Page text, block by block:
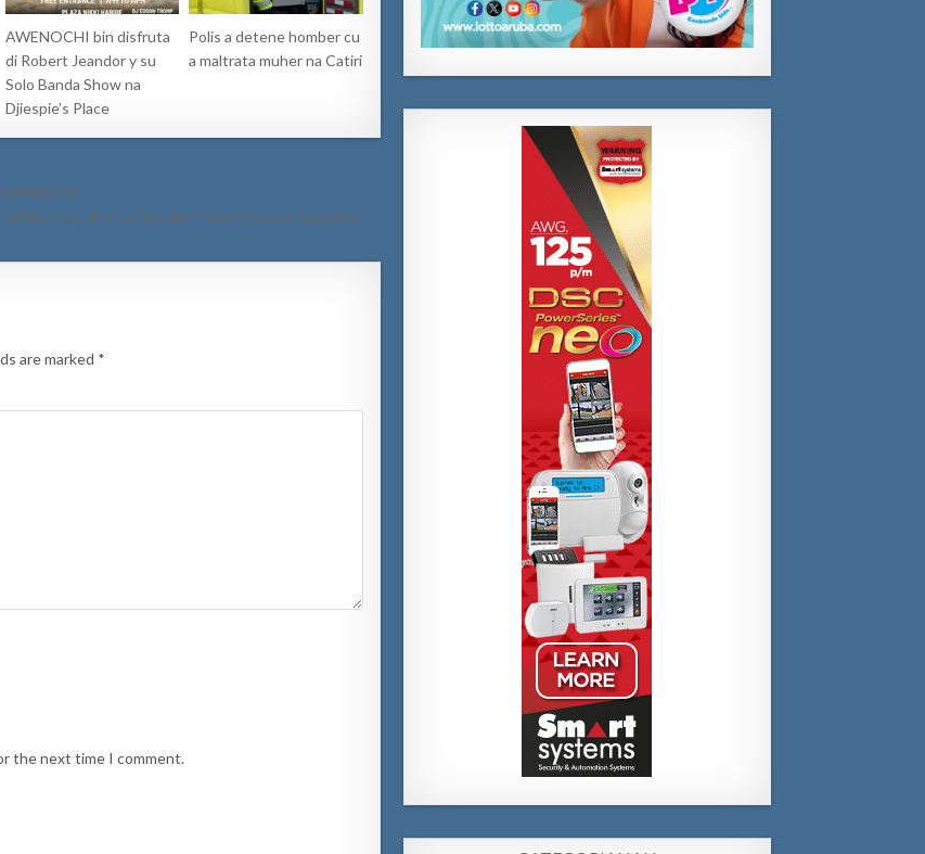
AWENOCHI bin disfruta
di Robert Jeandor y su
Solo Banda Show na
Djiespie’s Place
Polis a detene homber cu
a maltrata muher na Catiri
SNOR!
kibra lock di e cantina den Parke Curazon Jaburibari →
are marked *
the next time I comment.